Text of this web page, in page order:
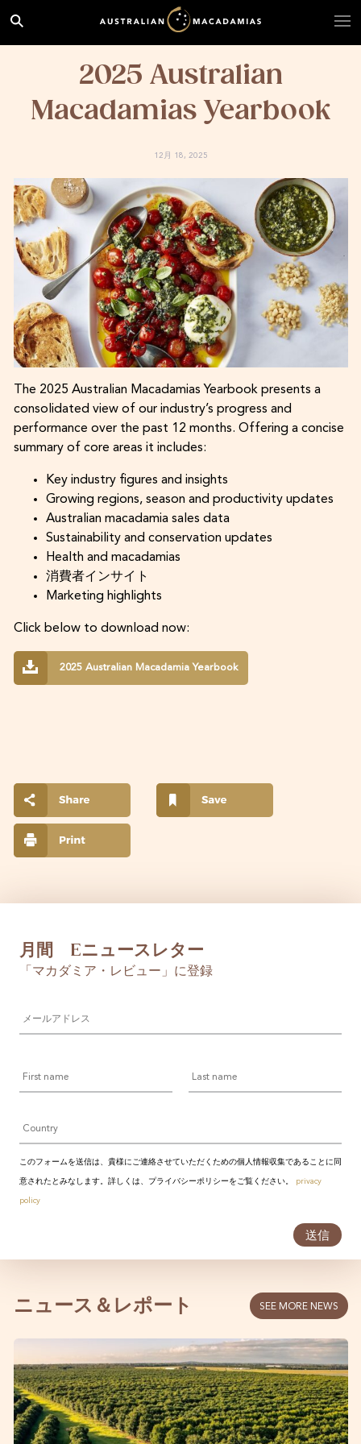
2025 Australian
Macadamias Yearbook
12月 18, 2025
The 2025 Australian Macadamias Yearbook presents a
consolidated view of our industry’s progress and
performance over the past 12 months. Offering a concise
summary of core areas it includes:
Key industry figures and insights
Growing regions, season and productivity updates
Australian macadamia sales data
Sustainability and conservation updates
Health and macadamias
消費者インサイト
Marketing highlights
Click below to download now:
2025 Australian Macadamia Yearbook
月間 Eニュースレター
「マカダミア・レビュー」に登録
ー
ル
name
name
このフォームを送信は、貴様にご連絡させていただくための個人情報収集であることに同
意されたとみなします。詳しくは、プライバシーポリシーをご覧ください。 privacy
policy
送信
ニュース＆レポート SEE MORE NEWS